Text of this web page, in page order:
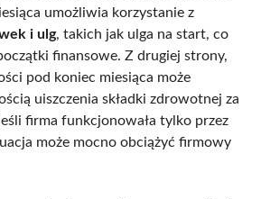
umożliwia korzystanie z
i ulg, takich jak ulga na start, co
finansowe. Z drugiej strony,
pod koniec miesiąca może
uiszczenia składki zdrowotnej za
firma funkcjonowała tylko przez
może mocno obciążyć firmowy